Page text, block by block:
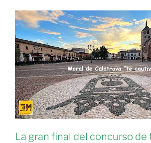
«el
pueblo
más
bonito
de
Castilla-
La
Mancha».»
La gran final del concurso